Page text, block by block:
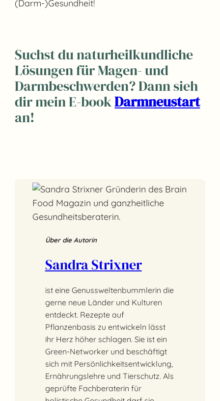
(Darm-)Gesundheit!
Suchst du naturheilkundliche
Lösungen für Magen- und
Darmbeschwerden? Dann sieh
dir mein E-bookDarmneustart
an!
Über die Autorin
Sandra Strixner
ist eine Genussweltenbummlerin die
gerne neue Länder und Kulturen
entdeckt. Rezepte auf
Pflanzenbasis zu entwickeln lässt
ihr Herz höher schlagen. Sie ist ein
Green-Networker und beschäftigt
sich mit Persönlichkeitsentwicklung,
Ernährungslehre und Tierschutz. Als
geprüfte Fachberaterin für